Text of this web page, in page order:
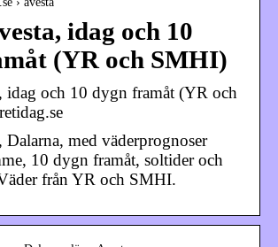
idag och 10
(YR och SMHI)
idag och 10 dygn framåt (YR och
Dalarna, med väderprognoser
10 dygn framåt, soltider och
från YR och SMHI.